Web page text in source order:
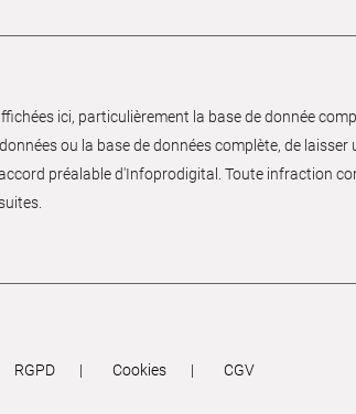
ici, particulièrement la base de donnée
ou la base de données complète, de
préalable d'Infoprodigital. Toute infraction
RGPD Cookies CGV